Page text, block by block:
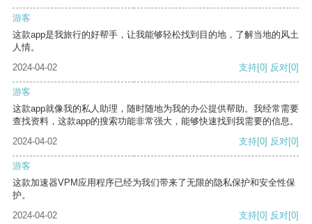
游客
这款app是我旅行的好帮手，让我能够轻松找到目的地，了解当地的风土
人情。
2024-04-02
支持[0] 反对[0]
游客
这款app就像我的私人助理，随时随地为我的办公提供帮助。我经常需要
查找资料，这款app的搜索功能非常强大，能够快速找到我需要的信息。
2024-04-02
支持[0] 反对[0]
游客
这款加速器VPM应用程序已经为我们带来了无限的隐私保护和安全性保
护。
2024-04-02
支持[0] 反对[0]